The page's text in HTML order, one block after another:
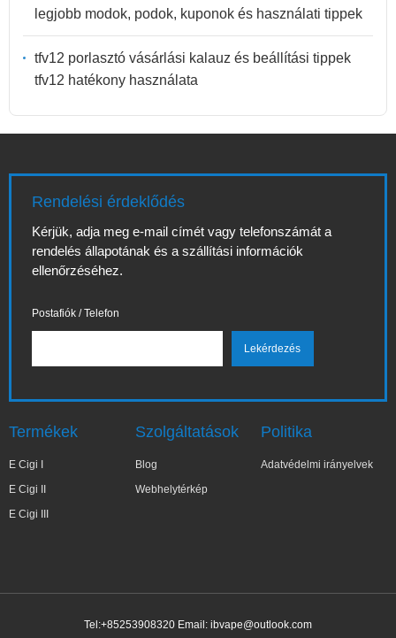
legjobb modok, podok, kuponok és használati tippek
tfv12 porlasztó vásárlási kalauz és beállítási tippek
tfv12 hatékony használata
Rendelési érdeklődés
Kérjük, adja meg e-mail címét vagy telefonszámát a
rendelés állapotának és a szállítási információk
ellenőrzéséhez.
Postafiók / Telefon
Termékek
E Cigi I
E Cigi II
E Cigi III
Szolgáltatások
Blog
Webhelytérkép
Politika
Adatvédelmi irányelvek
Tel:+85253908320 Email: ibvape@outlook.com